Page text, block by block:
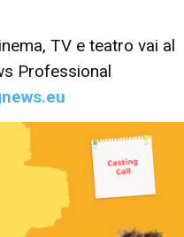
TV e teatro vai al
Professional